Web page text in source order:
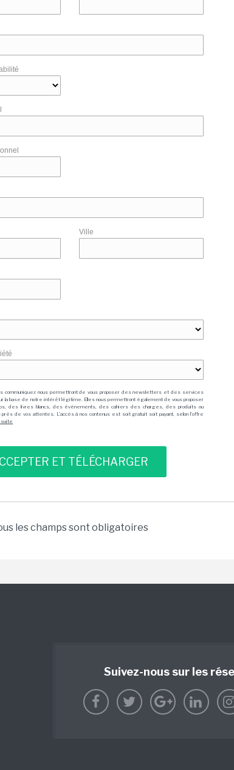
Ville
communiquez nous permettront de vous proposer des newsletters et des services
la base de notre intérêt légitime. Elles nous permettront également de vous proposer
des livres blancs, des événements, des cahiers des charges, des produits ou
près de vos attentes. L'accès à nos contenus est soit gratuit soit payant, selon l'offre
suite
les champs sont obligatoires
Suivez-nous sur les